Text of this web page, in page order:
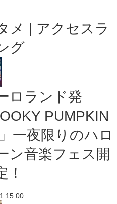
メ | アクセスラ
グ
ロランド発
PUMPKIN
一夜限りのハロ
ン音楽フェス開
！
15:00